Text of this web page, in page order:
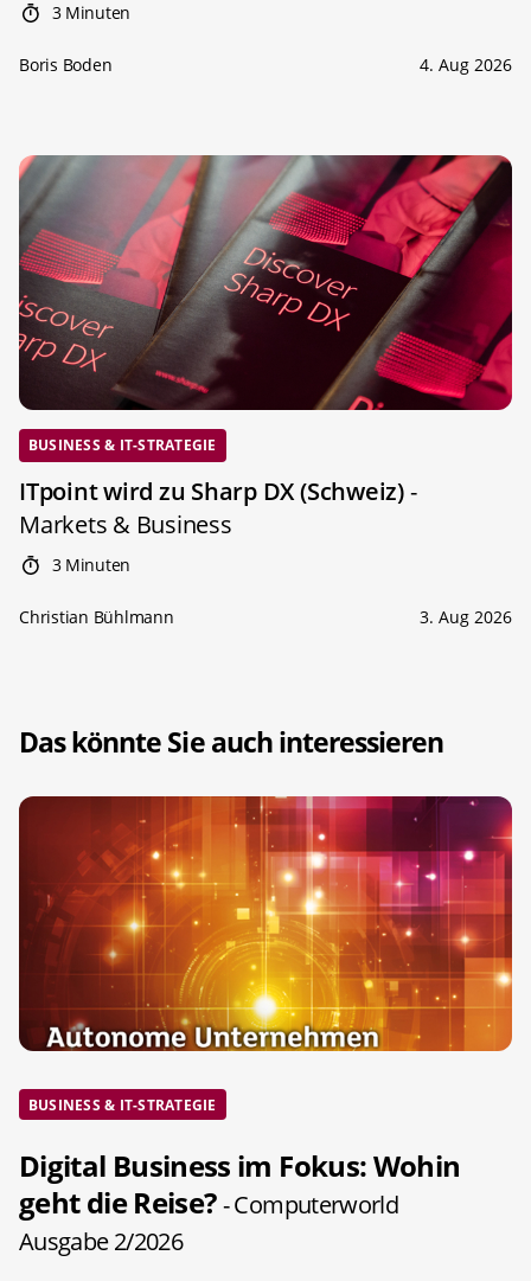
3 Minuten
Boris Boden 4. Aug 2026
BUSINESS & IT-STRATEGIE
ITpoint wird zu Sharp DX (Schweiz)-
Markets & Business
3 Minuten
Christian Bühlmann 3. Aug 2026
Das könnte Sie auch interessieren
BUSINESS & IT-STRATEGIE
Digital Business im Fokus: Wohin
geht die Reise?- Computerworld
Ausgabe 2/2026